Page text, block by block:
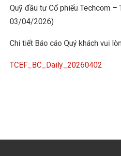
Quỹ đầu tư Cổ phiếu Techcom –
03/04/2026)
Chi tiết Báo cáo Quý khách vui
TCEF_BC_Daily_20260402